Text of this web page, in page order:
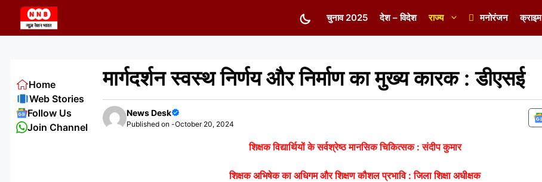
content
चुनाव 2025 देश – विदेश राज्य मनोरंजन क्राइम
मार्गदर्शन स्वस्थ निर्णय और निर्माण का मुख्य कारक : डीएसई
News Desk
Published on -October 20, 2024
शिक्षक विद्यार्थियों के सर्वश्रेष्ठ मानसिक चिकित्सक : संदीप कुमार
शिक्षक अभिषेक का अधिगम और शिक्षण कौशल प्रभावि : जिला शिक्षा अधीक्षक
Home
Web Stories
Follow Us
Join Channel